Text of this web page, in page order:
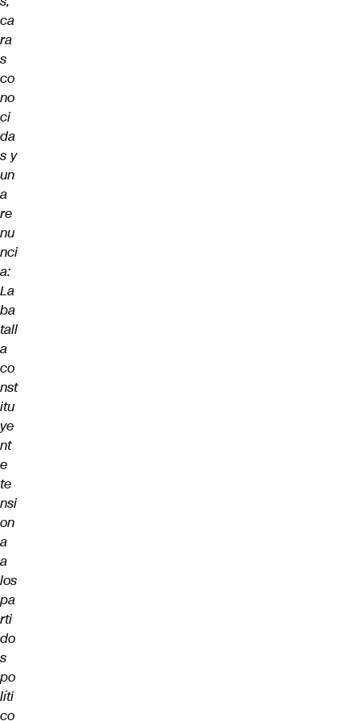
ca
ra
s
co
no
ci
da
s y
un
a
re
nu
nci
a:
La
ba
tall
a
co
nst
itu
ye
nt
e
te
nsi
on
a
a
los
pa
rti
do
s
po
líti
co